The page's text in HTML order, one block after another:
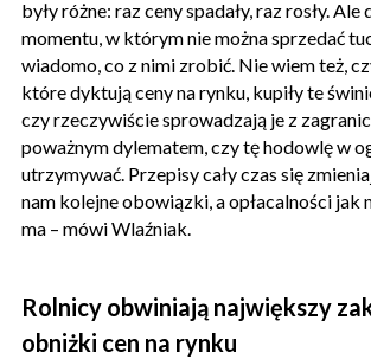
były różne: raz ceny spadały, raz rosły.
momentu, w którym nie można sprzedać
wiadomo, co z nimi zrobić. Nie wiem też,
które dyktują ceny na rynku, kupiły te
czy rzeczywiście sprowadzają je z
poważnym dylematem, czy tę hodowlę w
utrzymywać. Przepisy cały czas się
nam kolejne obowiązki, a opłacalności jak
ma – mówi Wlaźniak.
Rolnicy obwiniają największy
obniżki cen na rynku